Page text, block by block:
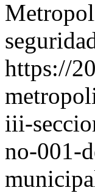
https://
iii-
no-001-